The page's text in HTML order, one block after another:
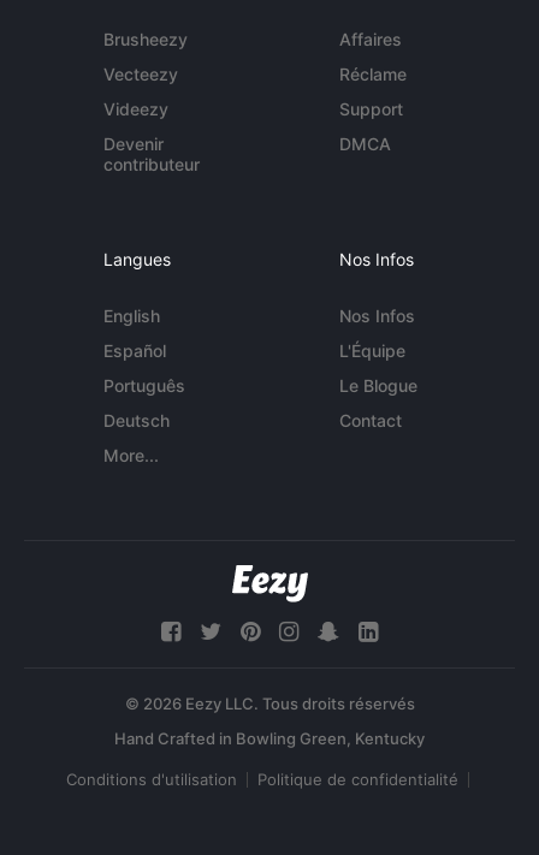
Brusheezy
Vecteezy
Videezy
Devenir
contributeur
Affaires
Réclame
Support
DMCA
Langues
English
Español
Português
Deutsch
More...
Nos Infos
Nos Infos
L'Équipe
Le Blogue
Contact
© 2026 Eezy LLC. Tous droits réservés
Conditions d'utilisation Politique de confidentialité